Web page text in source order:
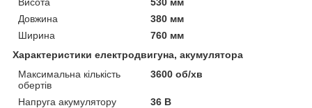
Довжина
380 мм
Ширина
760 мм
Характеристики електродвигуна, акумулятора
Максимальна кількість
обертів
3600 об/хв
Напруга акумулятору
36 В